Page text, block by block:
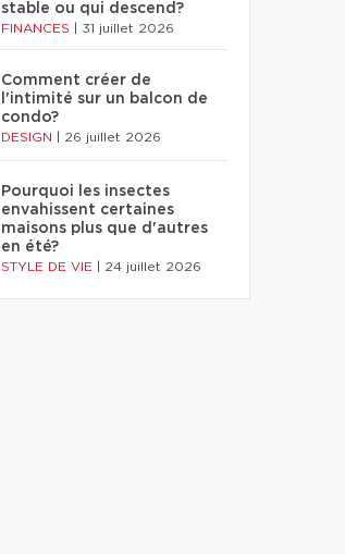
stable ou qui descend?
FINANCES 31 juillet 2026
Comment créer de
l'intimité sur un balcon de
condo?
DESIGN 26 juillet 2026
Pourquoi les insectes
envahissent certaines
maisons plus que d'autres
en été?
STYLE DE VIE 24 juillet 2026